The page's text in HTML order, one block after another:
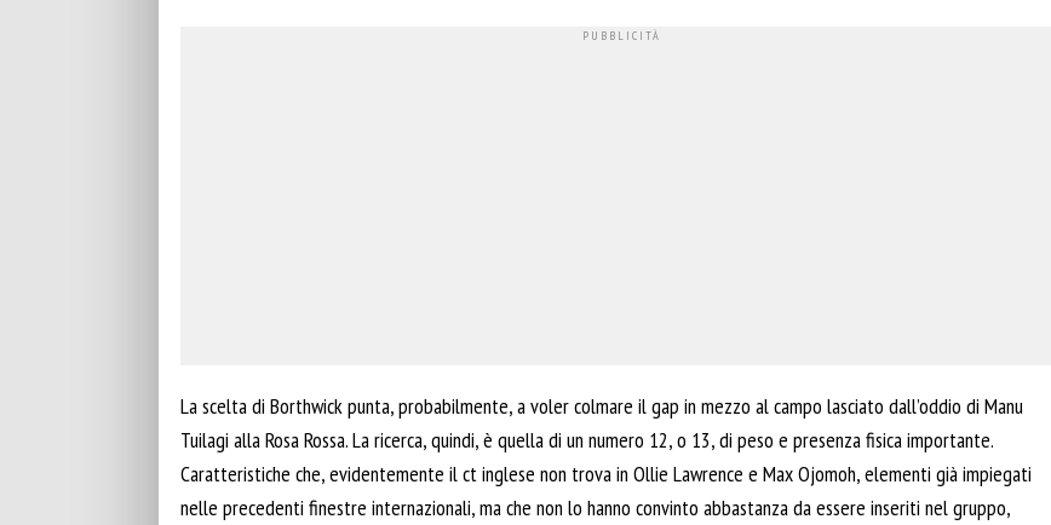
La scelta di Borthwick punta, probabilmente, a voler colmare il gap in mezzo al campo lasciato dall’oddio di Manu
Tuilagi alla Rosa Rossa. La ricerca, quindi, è quella di un numero 12, o 13, di peso e presenza fisica importante.
Caratteristiche che, evidentemente il ct inglese non trova in Ollie Lawrence e Max Ojomoh, elementi già impiegati
nelle precedenti finestre internazionali, ma che non lo hanno convinto abbastanza da essere inseriti nel gruppo,